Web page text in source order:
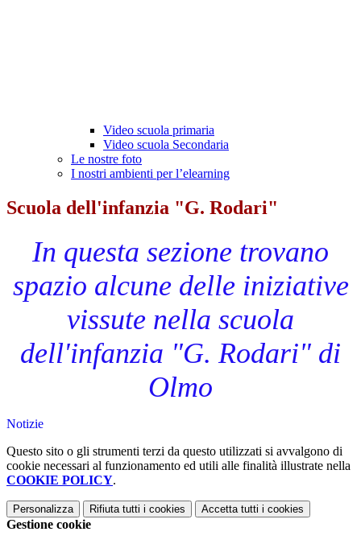
Video scuola primaria
Video scuola Secondaria
Le nostre foto
I nostri ambienti per l’elearning
Scuola dell'infanzia "G. Rodari"
In questa sezione trovano
spazio alcune delle iniziative
vissute nella scuola
dell'infanzia "G. Rodari" di
Olmo
Notizie
Questo sito o gli strumenti terzi da questo utilizzati si avvalgono di
cookie necessari al funzionamento ed utili alle finalità illustrate nella
COOKIE POLICY.
Personalizza Rifiuta tutti i cookies Accetta tutti i cookies
Gestione cookie